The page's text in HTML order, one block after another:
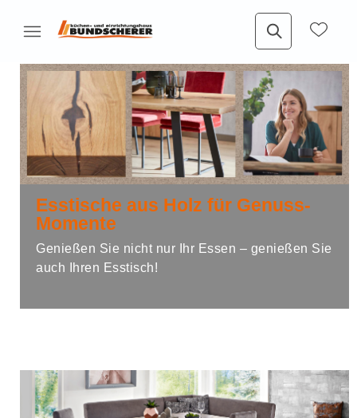
Esstische aus Holz für Genuss-
Momente
Genießen Sie nicht nur Ihr Essen – genießen Sie
auch Ihren Esstisch!